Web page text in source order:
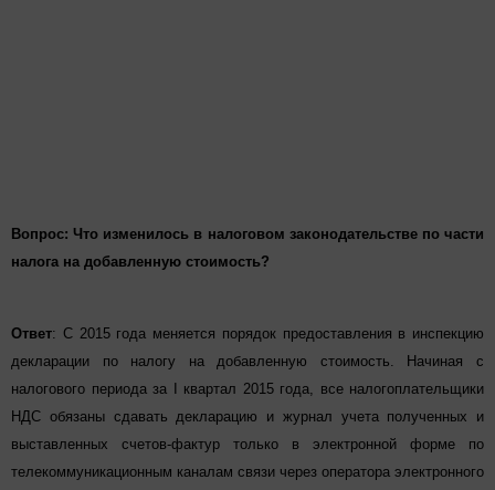
Вопрос: Что изменилось в налоговом законодательстве по части
налога на добавленную стоимость?
Ответ: С 2015 года меняется порядок предоставления в инспекцию
декларации по налогу на добавленную стоимость. Начиная с
налогового периода за I квартал 2015 года, все налогоплательщики
НДС обязаны сдавать декларацию и журнал учета полученных и
выставленных счетов-фактур только в электронной форме по
телекоммуникационным каналам связи через оператора электронного